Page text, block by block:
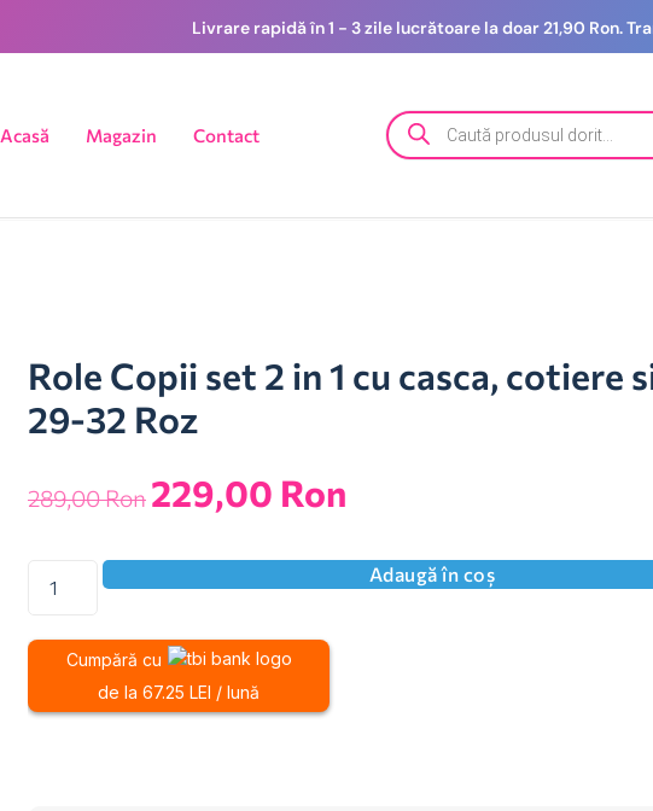
Livrare rapidă în 1 - 3 zile lucrătoare la doar 21,90 Ron.
Acasă Magazin Contact
Role Copii set 2 in 1 cu casca, cotiere
29-32 Roz
289,00Ron 229,00 Ron
Adaugă în coș
Cumpără cu
de la 67.25 LEI / lună